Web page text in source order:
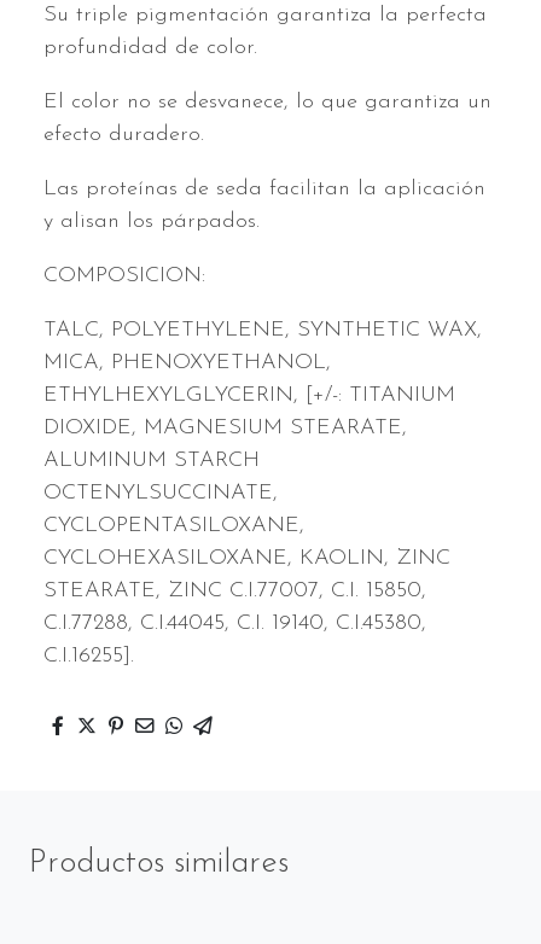
Su triple pigmentación garantiza la perfecta
profundidad de color.
El color no se desvanece, lo que garantiza un
efecto duradero.
Las proteínas de seda facilitan la aplicación
y alisan los párpados.
COMPOSICION:
TALC, POLYETHYLENE, SYNTHETIC WAX,
MICA, PHENOXYETHANOL,
ETHYLHEXYLGLYCERIN, [+/-: TITANIUM
DIOXIDE, MAGNESIUM STEARATE,
ALUMINUM STARCH
OCTENYLSUCCINATE,
CYCLOPENTASILOXANE,
CYCLOHEXASILOXANE, KAOLIN, ZINC
STEARATE, ZINC C.I.77007, C.I. 15850,
C.I.77288, C.I.44045, C.I. 19140, C.I.45380,
C.I.16255].
Productos similares